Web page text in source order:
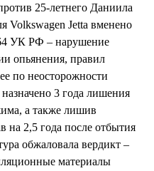
25-летнего Даниила
Jetta вменено
УК РФ – нарушение
опьянения, правил
по неосторожности
3 года лишения
а также лишив
на 2,5 года после отбытия
обжаловала вердикт –
материалы